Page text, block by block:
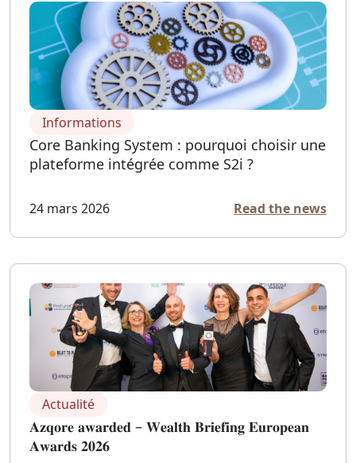
Informations
Core Banking System : pourquoi choisir une
plateforme intégrée comme S2i ?
24 mars 2026 Read the news
Actualité
𝐀𝐳𝐪𝐨𝐫𝐞 𝐚𝐰𝐚𝐫𝐝𝐞𝐝 – 𝐖𝐞𝐚𝐥𝐭𝐡 𝐁𝐫𝐢𝐞𝐟𝐢𝐧𝐠 𝐄𝐮𝐫𝐨𝐩𝐞𝐚𝐧
𝐀𝐰𝐚𝐫𝐝𝐬 𝟐𝟎𝟐𝟔